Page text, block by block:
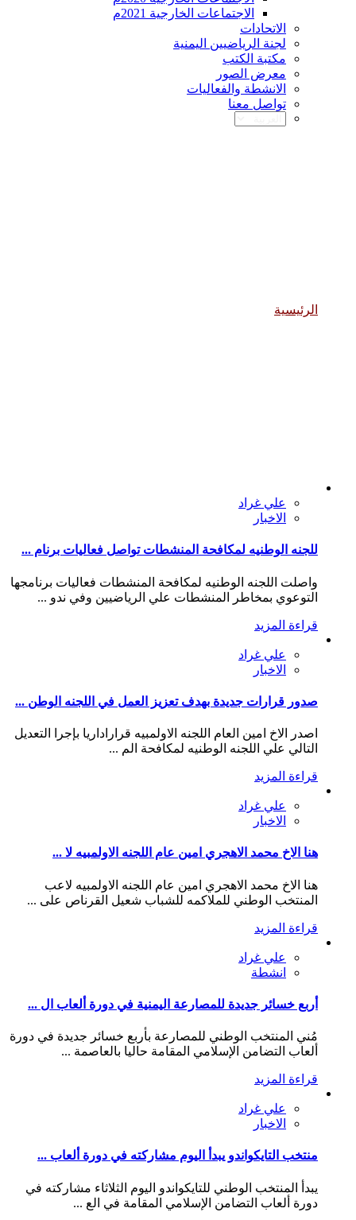
الاجتماعات الخارجية 2021م
الاتحادات
لجنة الرياضيين اليمنية
مكتبة الكتب
معرض الصور
الانشطة والفعاليات
تواصل معنا
الرئيسية
علي غراد
الاخبار
للجنه الوطنيه لمكافحة المنشطات تواصل فعاليات برنام ...
واصلت اللجنه الوطنيه لمكافحة المنشطات فعاليات برنامجها
التوعوي بمخاطر المنشطات علي الرياضيين وفي ندو ...
قراءة المزيد
علي غراد
الاخبار
صدور قرارات جديدة بهدف تعزيز العمل في اللجنه الوطن ...
اصدر الاخ امين العام اللجنه الاولمبيه قراراداريا بإجرا التعديل
التالي علي اللجنه الوطنيه لمكافحة الم ...
قراءة المزيد
علي غراد
الاخبار
هنا الاخ محمد الاهجري امين عام اللجنه الاولمبيه لا ...
هنا الاخ محمد الاهجري امين عام اللجنه الاولمبيه لاعب
المنتخب الوطني للملاكمه للشباب شعيل القرناص على ...
قراءة المزيد
علي غراد
انشطة
أربع خسائر جديدة للمصارعة اليمنية في دورة ألعاب ال ...
مُني المنتخب الوطني للمصارعة بأربع خسائر جديدة في دورة
ألعاب التضامن الإسلامي المقامة حاليا بالعاصمة ...
قراءة المزيد
علي غراد
الاخبار
منتخب التايكواندو يبدأ اليوم مشاركته في دورة ألعاب ...
يبدأ المنتخب الوطني للتايكواندو اليوم الثلاثاء مشاركته في
دورة ألعاب التضامن الإسلامي المقامة في الع ...